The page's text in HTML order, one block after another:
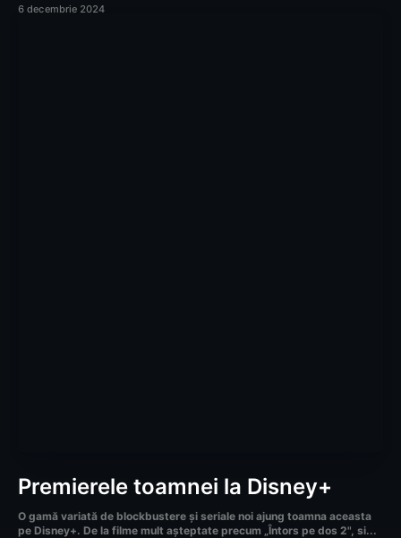
6 decembrie 2024
Premierele toamnei la Disney+
O gamă variată de blockbustere și seriale noi ajung toamna aceasta
pe Disney+. De la filme mult așteptate precum „Întors pe dos 2", si...